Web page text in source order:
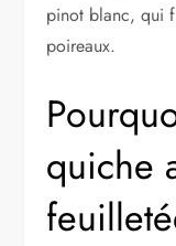
pinot blanc, qui
poireaux.
quiche